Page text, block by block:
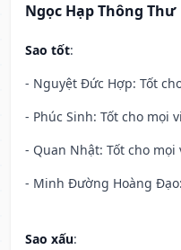
Ngọc Hạp Thông Thư
Sao tốt:
- Nguyệt Đức Hợp: Tốt
- Phúc Sinh: Tốt cho mọi
- Quan Nhật: Tốt cho mọi
- Minh Đường Hoàng
Sao xấu: